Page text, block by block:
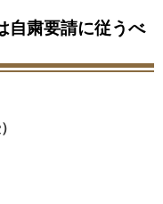
自粛要請に従うべ